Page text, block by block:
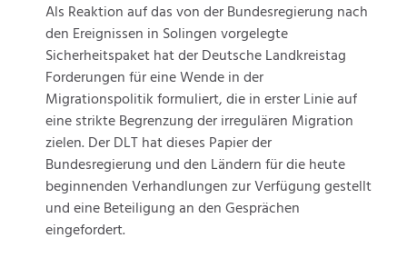
Als Reaktion auf das von der Bundesregierung nach
den Ereignissen in Solingen vorgelegte
Sicherheitspaket hat der Deutsche Landkreistag
Forderungen für eine Wende in der
Migrationspolitik formuliert, die in erster Linie auf
eine strikte Begrenzung der irregulären Migration
zielen. Der DLT hat dieses Papier der
Bundesregierung und den Ländern für die heute
beginnenden Verhandlungen zur Verfügung gestellt
und eine Beteiligung an den Gesprächen
eingefordert.